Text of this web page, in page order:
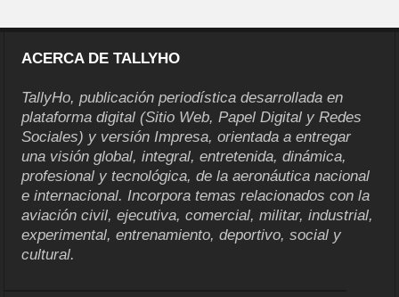
ACERCA DE TALLYHO
TallyHo, publicación periodística desarrollada en
plataforma digital (Sitio Web, Papel Digital y Redes
Sociales) y versión Impresa, orientada a entregar
una visión global, integral, entretenida, dinámica,
profesional y tecnológica, de la aeronáutica nacional
e internacional. Incorpora temas relacionados con la
aviación civil, ejecutiva, comercial, militar, industrial,
experimental, entrenamiento, deportivo, social y
cultural.